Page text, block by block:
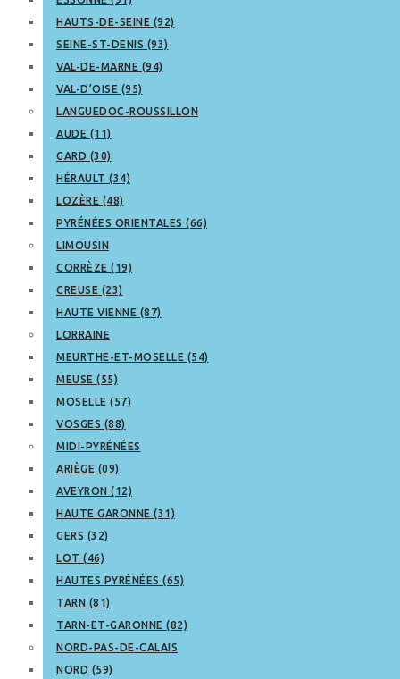
HAUTS-DE-SEINE (92)
SEINE-ST-DENIS (93)
VAL-DE-MARNE (94)
VAL-D’OISE (95)
LANGUEDOC-ROUSSILLON
AUDE (11)
GARD (30)
HÉRAULT (34)
LOZÈRE (48)
PYRÉNÉES ORIENTALES (66)
LIMOUSIN
CORRÈZE (19)
CREUSE (23)
HAUTE VIENNE (87)
LORRAINE
MEURTHE-ET-MOSELLE (54)
MEUSE (55)
MOSELLE (57)
VOSGES (88)
MIDI-PYRÉNÉES
ARIÈGE (09)
AVEYRON (12)
HAUTE GARONNE (31)
GERS (32)
LOT (46)
HAUTES PYRÉNÉES (65)
TARN (81)
TARN-ET-GARONNE (82)
NORD-PAS-DE-CALAIS
NORD (59)